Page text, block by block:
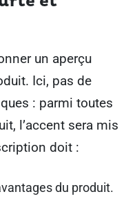
un aperçu
Ici, pas de
: parmi toutes
l’accent sera mis
doit :
du produit.